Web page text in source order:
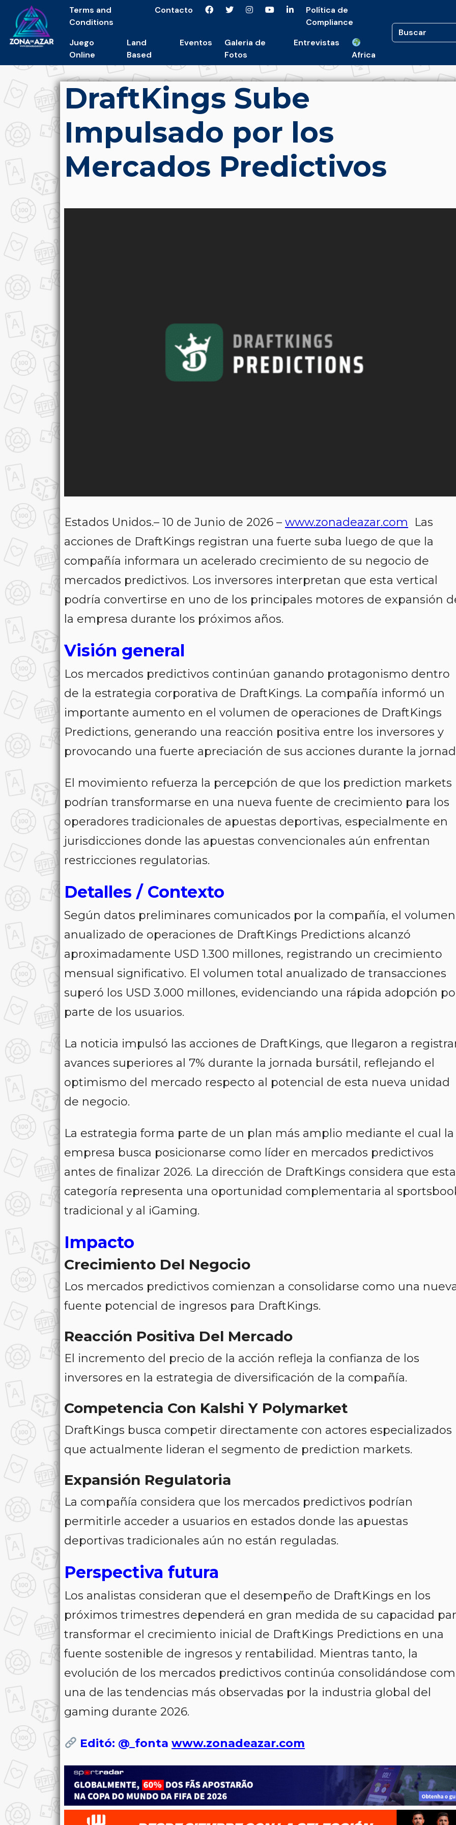
Terms and
Conditions
Contacto
Política de
Compliance
Juego
Online
Land
Based
Eventos
Galeria de
Fotos
Entrevistas
Africa
DraftKings Sube
Impulsado por los
Mercados Predictivos
Estados Unidos.– 10 de Junio de 2026 – www.zonadeazar.com Las
acciones de DraftKings registran una fuerte suba luego de que la
compañía informara un acelerado crecimiento de su negocio de
mercados predictivos. Los inversores interpretan que esta vertical
podría convertirse en uno de los principales motores de expansión
la empresa durante los próximos años.
Visión general
Los mercados predictivos continúan ganando protagonismo dentro
de la estrategia corporativa de DraftKings. La compañía informó un
importante aumento en el volumen de operaciones de DraftKings
Predictions, generando una reacción positiva entre los inversores y
provocando una fuerte apreciación de sus acciones durante la
El movimiento refuerza la percepción de que los prediction markets
podrían transformarse en una nueva fuente de crecimiento para los
operadores tradicionales de apuestas deportivas, especialmente en
jurisdicciones donde las apuestas convencionales aún enfrentan
restricciones regulatorias.
Detalles / Contexto
Según datos preliminares comunicados por la compañía, el volumen
anualizado de operaciones de DraftKings Predictions alcanzó
aproximadamente USD 1.300 millones, registrando un crecimiento
mensual significativo. El volumen total anualizado de transacciones
superó los USD 3.000 millones, evidenciando una rápida adopción
parte de los usuarios.
La noticia impulsó las acciones de DraftKings, que llegaron a
avances superiores al 7% durante la jornada bursátil, reflejando el
optimismo del mercado respecto al potencial de esta nueva unidad
de negocio.
La estrategia forma parte de un plan más amplio mediante el cual la
empresa busca posicionarse como líder en mercados predictivos
antes de finalizar 2026. La dirección de DraftKings considera que esta
categoría representa una oportunidad complementaria al
tradicional y al iGaming.
Impacto
Crecimiento Del Negocio
Los mercados predictivos comienzan a consolidarse como una
fuente potencial de ingresos para DraftKings.
Reacción Positiva Del Mercado
El incremento del precio de la acción refleja la confianza de los
inversores en la estrategia de diversificación de la compañía.
Competencia Con Kalshi Y Polymarket
DraftKings busca competir directamente con actores especializados
que actualmente lideran el segmento de prediction markets.
Expansión Regulatoria
La compañía considera que los mercados predictivos podrían
permitirle acceder a usuarios en estados donde las apuestas
deportivas tradicionales aún no están reguladas.
Perspectiva futura
Los analistas consideran que el desempeño de DraftKings en los
próximos trimestres dependerá en gran medida de su capacidad
transformar el crecimiento inicial de DraftKings Predictions en una
fuente sostenible de ingresos y rentabilidad. Mientras tanto, la
evolución de los mercados predictivos continúa consolidándose
una de las tendencias más observadas por la industria global del
gaming durante 2026.
Editó: @_fontawww.zonadeazar.com